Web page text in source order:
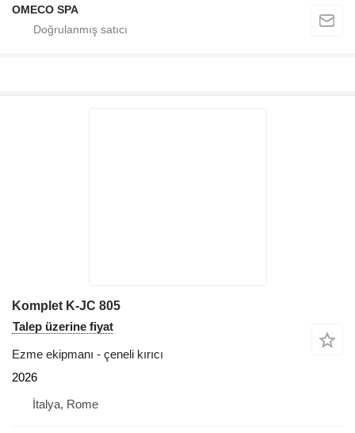
OMECO SPA
Komplet K-JC 805
Talep üzerine fiyat
Ezme ekipmanı - çeneli kırıcı
2026
İtalya, Rome